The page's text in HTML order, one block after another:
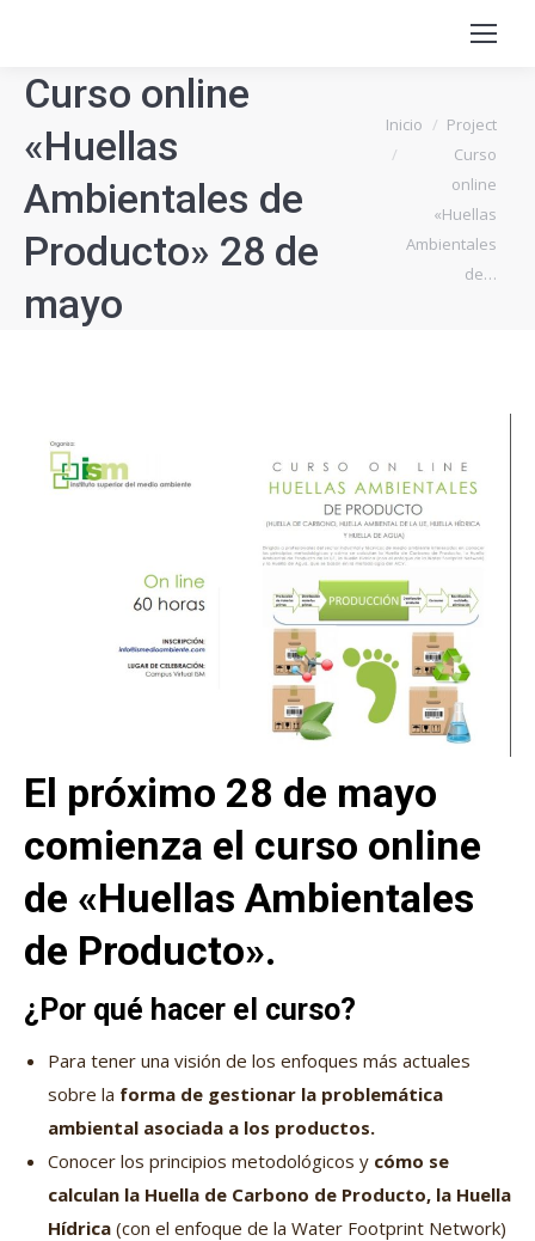
Curso online
«Huellas
Ambientales de
Producto» 28 de
mayo
Estás aquí:
Inicio
Project
Curso
online
«Huellas
Ambientales
de…
El próximo 28 de mayo
comienza el curso online
de «Huellas Ambientales
de Producto».
¿Por qué hacer el curso?
Para tener una visión de los enfoques más actuales
sobre la forma de gestionar la problemática
ambiental asociada a los productos.
Conocer los principios metodológicos y cómo se
calculan la Huella de Carbono de Producto, la Huella
Hídrica (con el enfoque de la Water Footprint Network)